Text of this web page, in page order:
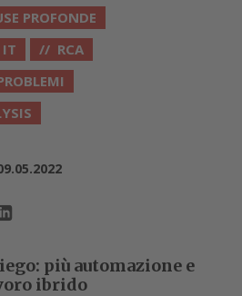
PROFONDE
IT
RCA
più automazione e
ibrido